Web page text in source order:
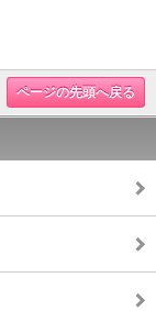
ページの先頭へ戻る